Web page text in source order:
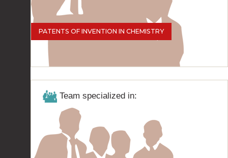
PATENTS OF INVENTION IN CHEMISTRY
Team specialized in: